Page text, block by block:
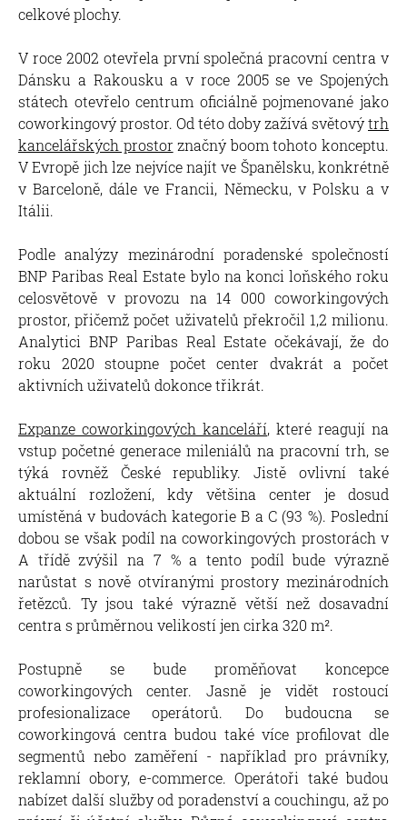
celkové plochy.
V roce 2002 otevřela první společná pracovní centra v
Dánsku a Rakousku a v roce 2005 se ve Spojených
státech otevřelo centrum oficiálně pojmenované jako
coworkingový prostor. Od této doby zažívá světovýtrh
kancelářských prostor značný boom tohoto konceptu.
V Evropě jich lze nejvíce najít ve Španělsku, konkrétně
v Barceloně, dále ve Francii, Německu, v Polsku a v
Itálii.
Podle analýzy mezinárodní poradenské společností
BNP Paribas Real Estate bylo na konci loňského roku
celosvětově v provozu na 14 000 coworkingových
prostor, přičemž počet uživatelů překročil 1,2 milionu.
Analytici BNP Paribas Real Estate očekávají, že do
roku 2020 stoupne počet center dvakrát a počet
aktivních uživatelů dokonce třikrát.
Expanze coworkingových kanceláří, které reagují na
vstup početné generace mileniálů na pracovní trh, se
týká rovněž České republiky. Jistě ovlivní také
aktuální rozložení, kdy většina center je dosud
umístěná v budovách kategorie B a C (93 %). Poslední
dobou se však podíl na coworkingových prostorách v
A třídě zvýšil na 7 % a tento podíl bude výrazně
narůstat s nově otvíranými prostory mezinárodních
řetězců. Ty jsou také výrazně větší než dosavadní
centra s průměrnou velikostí jen cirka 320 m².
Postupně se bude proměňovat koncepce
coworkingových center. Jasně je vidět rostoucí
profesionalizace operátorů. Do budoucna se
coworkingová centra budou také více profilovat dle
segmentů nebo zaměření - například pro právníky,
reklamní obory, e-commerce. Operátoři také budou
nabízet další služby od poradenství a couchingu, až po